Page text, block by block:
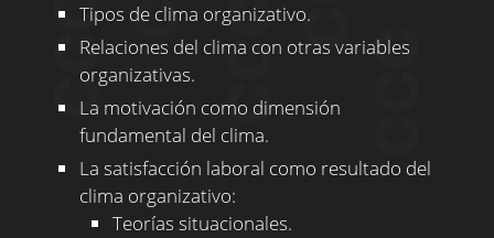
Tipos de clima organizativo.
Relaciones del clima con otras variables
organizativas.
La motivación como dimensión
fundamental del clima.
La satisfacción laboral como resultado del
clima organizativo:
Teorías situacionales.